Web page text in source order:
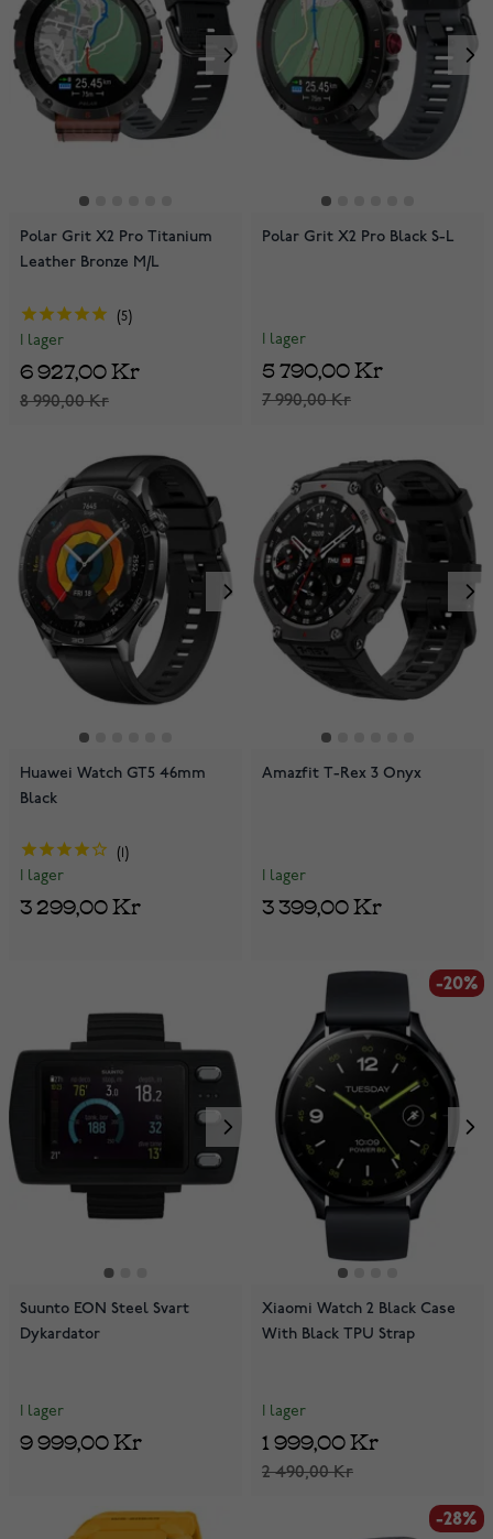
Polar Grit X2 Pro Titanium
Leather Bronze M/L
5
I lager
8 990,00 Kr
6 927,00 Kr
Polar Grit X2 Pro Black S-L
I lager
7 990,00 Kr
5 790,00 Kr
Huawei Watch GT5 46mm
Black
I lager
3 299,00 Kr
Amazfit T-Rex 3 Onyx
I lager
3 399,00 Kr
Suunto EON Steel Svart
Dykardator
I lager
9 999,00 Kr
-20%
Xiaomi Watch 2 Black Case
With Black TPU Strap
I lager
2 490,00 Kr
1 999,00 Kr
-28%